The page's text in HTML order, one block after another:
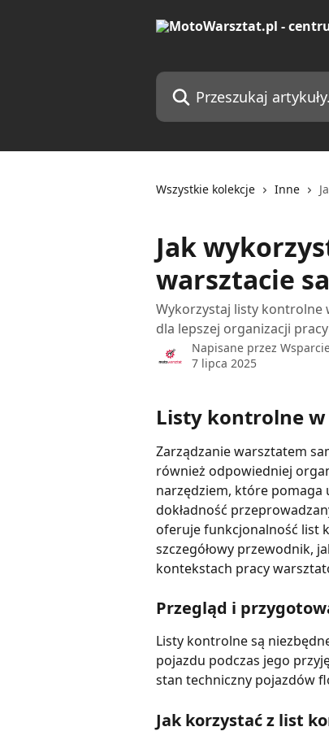
Przeszukaj artykuły...
Wszystkie kolekcje Inne
Jak
warsztacie
Wykorzystaj listy kontrolne
dla lepszej organizacji
Napisane przez
7 lipca 2025
Listy kontrolne
Zarządzanie warsztatem
również odpowiedniej
narzędziem, które pomaga
dokładność
oferuje funkcjonalność list
szczegółowy przewodnik,
kontekstach pracy
Przegląd i
Listy kontrolne są
pojazdu podczas jego
stan techniczny pojazdów
Jak korzystać z list